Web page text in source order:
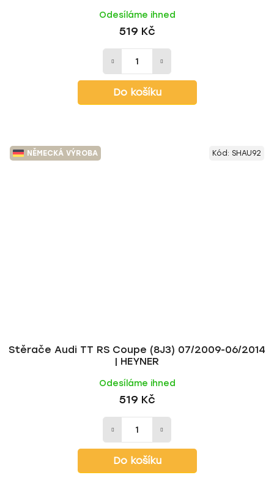
Odesíláme ihned
519 Kč
Do košíku
NĚMECKÁ VÝROBA
Stěrače Audi TT RS Coupe (8J3) 07/2009-06/2014
| HEYNER
Odesíláme ihned
519 Kč
Do košíku
Kód: SHAU92